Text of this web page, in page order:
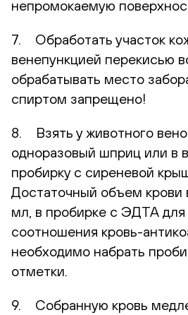
непромокаемую
7. Обработать участок
венепункцией перекисью
обрабатывать место
спиртом запрещено!
8. Взять у животного
одноразовый шприц или в
пробирку с сиреневой
Достаточный объем
мл, в пробирке с ЭДТА для
соотношения кровь-
необходимо набрать
отметки.
9. Собранную кровь